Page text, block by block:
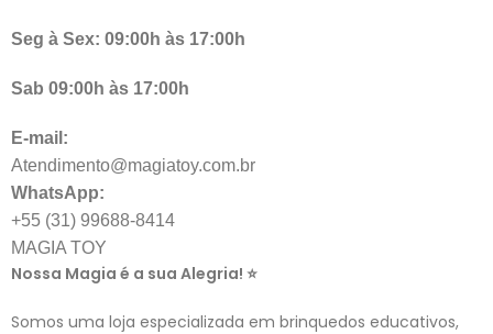
Seg à Sex: 09:00h às 17:00h
Sab 09:00h às 17:00h
E-mail:
Atendimento@magiatoy.com.br
WhatsApp:
+55 (31) 99688-8414
MAGIA TOY
Nossa Magia é a sua Alegria! ⭐
Somos uma loja especializada em brinquedos educativos,